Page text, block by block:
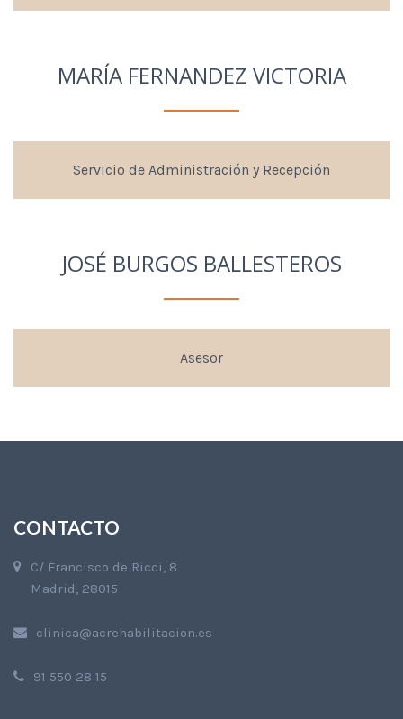
MARÍA FERNANDEZ VICTORIA
Servicio de Administración y Recepción
JOSÉ BURGOS BALLESTEROS
Asesor
CONTACTO
C/ Francisco de Ricci, 8
Madrid, 28015
clinica@acrehabilitacion.es
91 550 28 15